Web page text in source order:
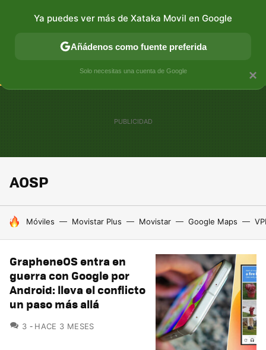
CONECTIVIDAD MÓVIL Y SOCIEDAD APLICACIONES
AOSP
HOY SE HABLA DE
Móviles Movistar Plus Movistar Google Maps
GrapheneOS entra en
guerra con Google por
Android: lleva el conflicto
un paso más allá
3 COMENTARIOS
HACE 3 MESES
×
Ya puedes ver más de Xataka Movil en Google
Añádenos como fuente preferida
Solo necesitas una cuenta de Google